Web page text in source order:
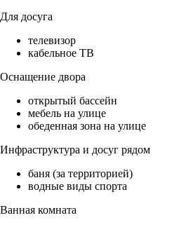
Для досуга
телевизор
кабельное ТВ
Оснащение двора
открытый бассейн
мебель на улице
обеденная зона на улице
Инфраструктура и досуг рядом
баня (за территорией)
водные виды спорта
Ванная комната